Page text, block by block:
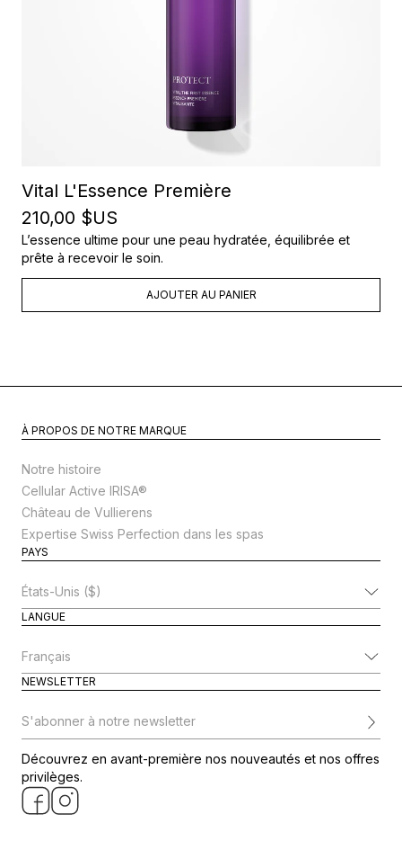
Vital L'Essence Première
210,00 $US
L’essence ultime pour une peau hydratée, équilibrée et
prête à recevoir le soin.
AJOUTER AU PANIER
À PROPOS DE NOTRE MARQUE
Notre histoire
Cellular Active IRISA®
Château de Vullierens
Expertise Swiss Perfection dans les spas
PAYS
Modifier le pays
LANGUE
Modifier la langue
NEWSLETTER
S'abonner à notre newsletter
Découvrez en avant-première nos nouveautés et nos offres
privilèges.